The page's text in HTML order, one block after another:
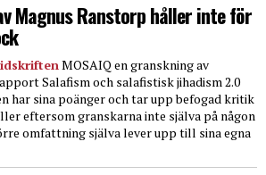
Magnus Ranstorp håller inte för
MOSAIQ en granskning av
Salafism och salafistisk jihadism 2.0
har sina poänger och tar upp befogad kritik
eftersom granskarna inte själva på någon
omfattning själva lever upp till sina egna